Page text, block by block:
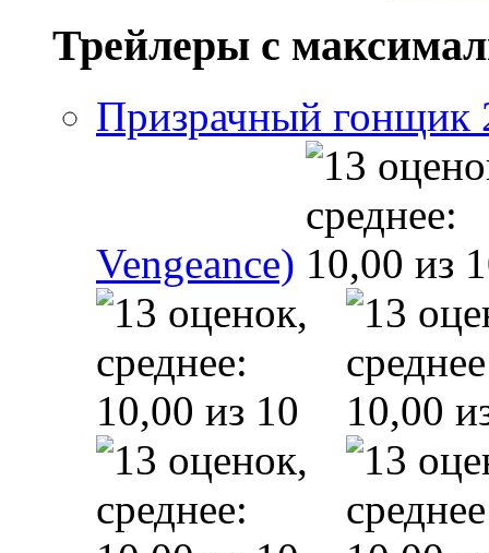
Трейлеры с
Призрачный гонщик
Vengeance)